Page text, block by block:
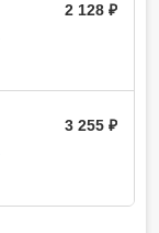
2 128
3 255